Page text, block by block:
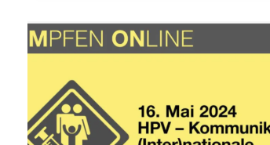
GEFÄLSCHT